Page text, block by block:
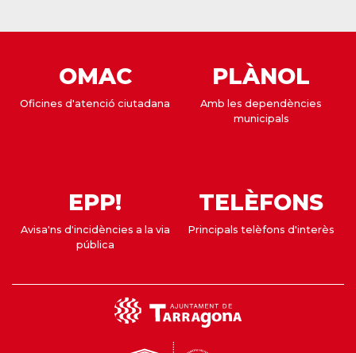
OMAC
Oficines d'atenció ciutadana
PLÀNOL
Amb les dependències
municipals
EPP!
Avisa'ns d'incidències a la via
pública
TELÈFONS
Principals telèfons d'interès